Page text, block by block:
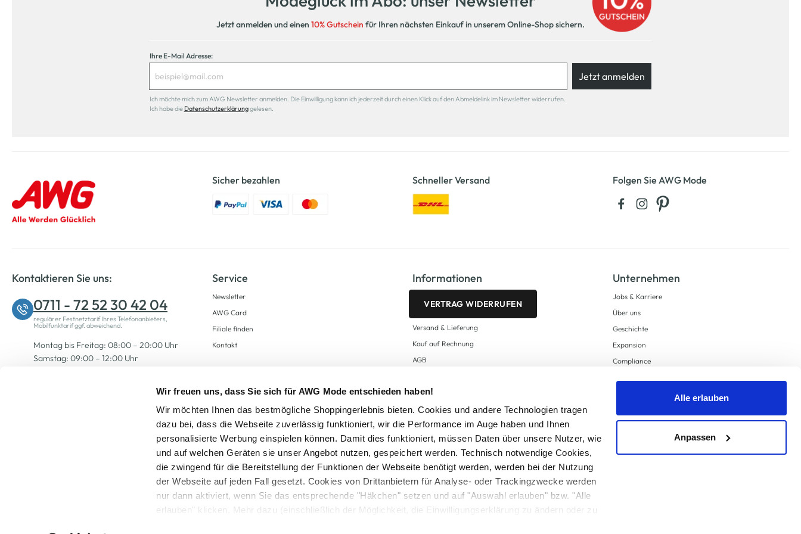
Wir freuen uns, dass Sie sich für AWG Mode entschieden haben!
Wir möchten Ihnen das bestmögliche Shoppingerlebnis bieten. Cookies und andere Technologien tragen
dazu bei, dass die Webseite zuverlässig funktioniert, wir die Performance im Auge haben und Ihnen
personalisierte Werbung einspielen können. Damit dies funktioniert, müssen Daten über unsere Nutzer, wie
und auf welchen Geräten sie unser Angebot nutzen, gespeichert werden. Technisch notwendige Cookies,
die zwingend für die Bereitstellung der Funktionen der Webseite benötigt werden, werden bei der Nutzung
der Webseite auf jeden Fall gesetzt. Cookies von Drittanbietern für Analyse- oder Trackingzwecke werden
nur dann aktiviert, wenn Sie das entsprechende "Häkchen" setzen und auf "Auswahl erlauben" bzw. "Alle
erlauben" klicken. Mehr dazu (einschließlich der Möglichkeit, die Einwilligungserklärung zu ändern oder zu
Alle erlauben
Anpassen
Jetzt anmelden und einen 10% Gutschein für Ihren nächsten Einkauf in unserem Online-Shop sichern.
Ihre E-Mail Adresse:
Jetzt anmelden
Ich möchte mich zum AWG Newsletter anmelden. Die Einwilligung kann ich jederzeit durch einen Klick auf den Abmeldelink im Newsletter widerrufen.
Ich habe die Datenschutzerklärunggelesen.
Sicher bezahlen Schneller Versand Folgen Sie AWG Mode
Kontaktieren Sie uns:
0711 - 72 52 30 42 04
regulärer Festnetztarif Ihres Telefonanbieters,
Mobilfunktarif ggf. abweichend.
Montag bis Freitag: 08:00 – 20:00 Uhr
Samstag: 09:00 – 12:00 Uhr
Service
Newsletter
AWG Card
Filiale finden
Kontakt
Informationen
VERTRAG WIDERRUFEN
Versand & Lieferung
Kauf auf Rechnung
AGB
Zahlungsarten
Datenschutz
AWG CARD Teilnahmebedingungen
Unternehmen
Jobs & Karriere
Über uns
Geschichte
Expansion
Compliance
Supply Chain Due Diligence
Alle Preise inkl. gesetzl. Mehrwertsteuer zzgl.